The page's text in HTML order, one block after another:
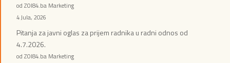
od ZOI84.ba Marketing
4 Jula, 2026
Pitanja za javni oglas za prijem radnika u radni odnos od
4.7.2026.
od ZOI84.ba Marketing